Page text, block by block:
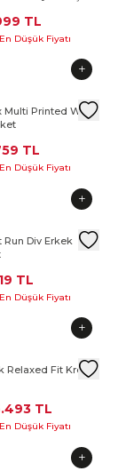
TL
Düşük Fiyatı
Krem Koşu Ceket
Series Road
Multi Printed
Multi Printed Wind
TL
Düşük Fiyatı
Beyaz Ceket
Run 3 Stripes
Run Div Erkek
Run Div Erkek
TL
Düşük Fiyatı
Erkek Yeşil Nike
Relaxed Fit
Relaxed Fit Krem
TL
Düşük Fiyatı